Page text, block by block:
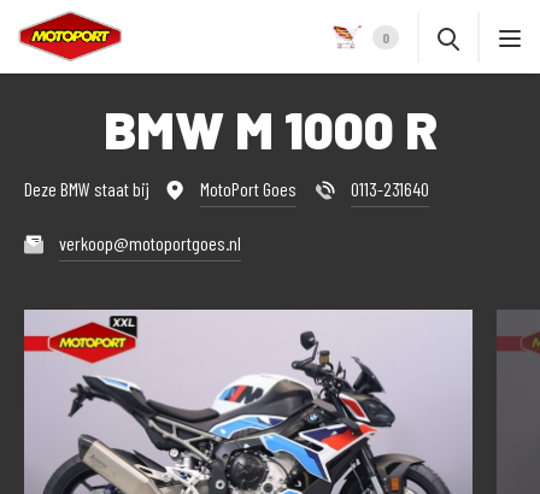
0
BMW M 1000 R
Deze BMW staat bij MotoPort Goes 0113-231640
verkoop@motoportgoes.nl